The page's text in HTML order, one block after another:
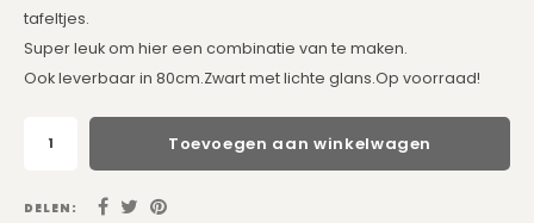
Spiegels
Onderhoudsmiddelen
Kadobon
tafeltjes.
Super leuk om hier een combinatie van te maken.
Ook leverbaar in 80cm.Zwart met lichte glans.Op voorraad!
Toevoegen aan winkelwagen
DELEN: